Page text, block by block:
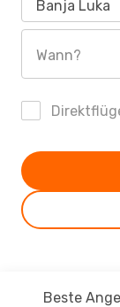
Banja Luka
Wann?
Beste